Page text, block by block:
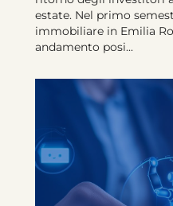
estate. Nel primo
immobiliare in Emilia
andamento posi...